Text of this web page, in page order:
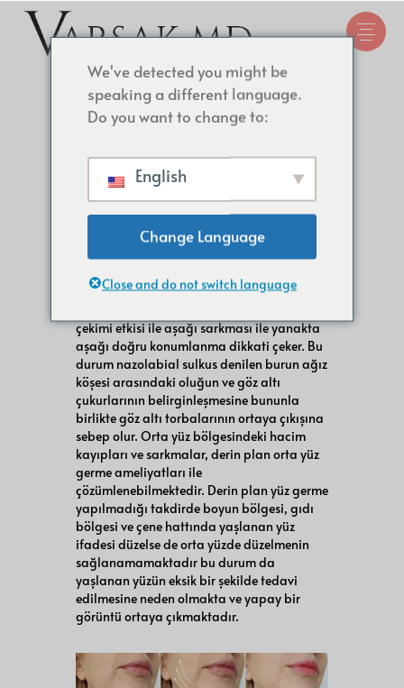
Derin Plan Orta Yüz Germe
Operasyonu
Orta yüz; burnun yan komşuluğunda yer
alan ve gözlerin tam altına denk gelen
yüzün merkez bölgesidir. Orta yüz
bölgesindeki hacim kaybı ve yaşlanma
çekimi etkisi ile aşağı sarkması ile yanakta
aşağı doğru konumlanma dikkati çeker. Bu
durum nazolabial sulkus denilen burun ağız
köşesi arasındaki oluğun ve göz altı
çukurlarının belirginleşmesine bununla
birlikte göz altı torbalarının ortaya çıkışına
sebep olur. Orta yüz bölgesindeki hacim
kayıpları ve sarkmalar, derin plan orta yüz
germe ameliyatları ile
çözümlenebilmektedir. Derin plan yüz germe
yapılmadığı takdirde boyun bölgesi, gıdı
bölgesi ve çene hattında yaşlanan yüz
ifadesi düzelse de orta yüzde düzelmenin
sağlanamamaktadır bu durum da
yaşlanan yüzün eksik bir şekilde tedavi
edilmesine neden olmakta ve yapay bir
görüntü ortaya çıkmaktadır.
We've detected you might be
speaking a different language.
Do you want to change to:
English
Change Language
Close and do not switch language